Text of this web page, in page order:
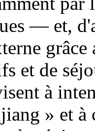
— et,
et de
à
» et à